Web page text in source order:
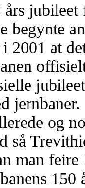
begynte
2001 at
og
så
man
150